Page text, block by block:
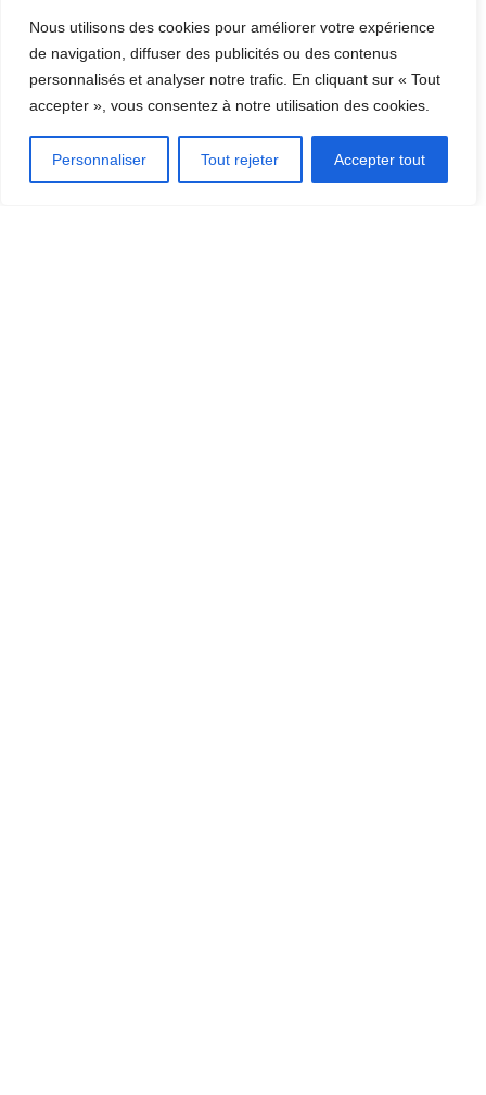
Nous utilisons des cookies pour améliorer votre expérience
de navigation, diffuser des publicités ou des contenus
personnalisés et analyser notre trafic. En cliquant sur « Tout
accepter », vous consentez à notre utilisation des cookies.
Personnaliser Tout rejeter Accepter tout
DÉCOUVRIR LA RÉGION
[CLIQUEZ ICI]